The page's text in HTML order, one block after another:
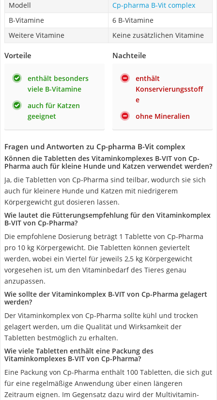
Modell
Cp-pharma B-Vit complex
B-Vitamine
6 B-Vitamine
Weitere Vitamine
Keine zusätzlichen Vitamine
Vorteile
enthält besonders
viele B-Vitamine
auch für Katzen
geeignet
Nachteile
enthält
Konservierungsstoff
e
ohne Mineralien
Fragen und Antworten zu Cp-pharma B-Vit complex
Können die Tabletten des Vitaminkomplexes B-VIT von Cp-
Pharma auch für kleine Hunde und Katzen verwendet werden?
Ja, die Tabletten von Cp-Pharma sind teilbar, wodurch sie sich
auch für kleinere Hunde und Katzen mit niedrigerem
Körpergewicht gut dosieren lassen.
Wie lautet die Fütterungsempfehlung für den Vitaminkomplex
B-VIT von Cp-Pharma?
Die empfohlene Dosierung beträgt 1 Tablette von Cp-Pharma
pro 10 kg Körpergewicht. Die Tabletten können geviertelt
werden, wobei ein Viertel für jeweils 2,5 kg Körpergewicht
vorgesehen ist, um den Vitaminbedarf des Tieres genau
anzupassen.
Wie sollte der Vitaminkomplex B-VIT von Cp-Pharma gelagert
werden?
Der Vitaminkomplex von Cp-Pharma sollte kühl und trocken
gelagert werden, um die Qualität und Wirksamkeit der
Tabletten bestmöglich zu erhalten.
Wie viele Tabletten enthält eine Packung des
Vitaminkomplexes B-VIT von Cp-Pharma?
Eine Packung von Cp-Pharma enthält 100 Tabletten, die sich gut
für eine regelmäßige Anwendung über einen längeren
Zeitraum eignen. Im Gegensatz dazu wird der Multivitamin-